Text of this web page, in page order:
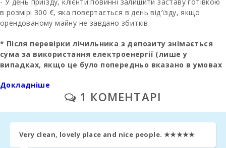
повітрі (у дворі):
Кухня:
Вітальня:
Ванна кімната -
ванна:
Спальня з
в розмірі 300 €, яка повертається в день від′їзду, якщо
орендованому майну не завдано збитків.
* Після перевірки лічильника з депозиту знімається
сума за використання електроенергії (лише у
випадках, якщо це було попередньо вказано в умовах
- Фінальне прибирання оплачується окремо - 180 євро.
- За попередн1м замовленням: дитяче л1жечко та ст1льчик
Докладніше
1 КОМЕНТАРІ
Very clean, lovely place and nice people. ★★★★★